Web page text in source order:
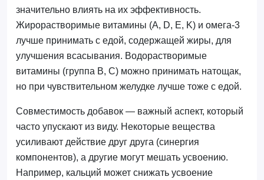
значительно влиять на их эффективность.
Жирорастворимые витамины (A, D, E, K) и омега-3
лучше принимать с едой, содержащей жиры, для
улучшения всасывания. Водорастворимые
витамины (группа B, C) можно принимать натощак,
но при чувствительном желудке лучше тоже с едой.
Совместимость добавок — важный аспект, который
часто упускают из виду. Некоторые вещества
усиливают действие друг друга (синергия
компонентов), а другие могут мешать усвоению.
Например, кальций может снижать усвоение